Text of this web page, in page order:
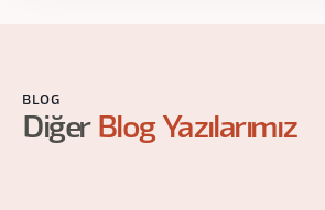
BLOG
Diğer Blog Yazılarımız